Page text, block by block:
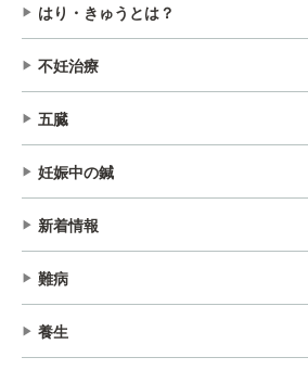
はり・きゅうとは？
不妊治療
五臓
妊娠中の鍼
新着情報
難病
養生